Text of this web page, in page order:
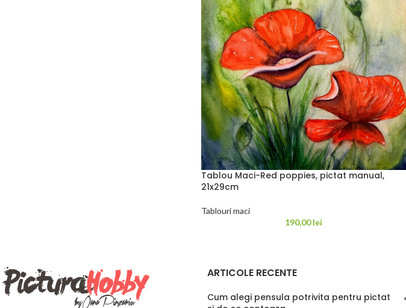
Tablou Maci-Red poppies, pictat manual,
21x29cm
Tablouri maci
190,00lei
ARTICOLE RECENTE
Cum alegi pensula potrivita pentru pictat